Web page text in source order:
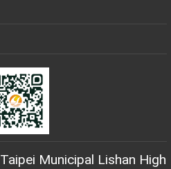
Taipei Municipal Lishan High